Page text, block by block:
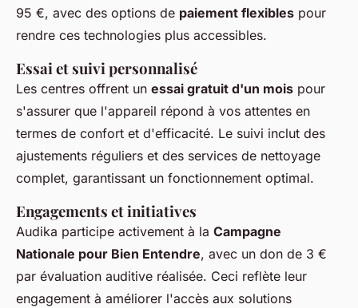
95 €, avec des options de paiement flexibles pour
rendre ces technologies plus accessibles.
Essai et suivi personnalisé
Les centres offrent un essai gratuit d'un mois pour
s'assurer que l'appareil répond à vos attentes en
termes de confort et d'efficacité. Le suivi inclut des
ajustements réguliers et des services de nettoyage
complet, garantissant un fonctionnement optimal.
Engagements et initiatives
Audika participe activement à la Campagne
Nationale pour Bien Entendre, avec un don de 3 €
par évaluation auditive réalisée. Ceci reflète leur
engagement à améliorer l'accès aux solutions